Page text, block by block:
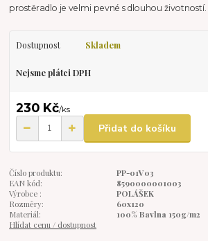
prostěradlo je velmi pevné s dlouhou
Dostupnost Skladem
Nejsme plátci DPH
230 Kč/ks
Přidat do košíku
Číslo produktu:
PP-01V03
EAN kód:
8590000001003
Výrobce :
POLÁŠEK
Rozměry:
60x120
Materiál:
100% Bavlna 150g/m2
Hlídat cenu / dostupnost